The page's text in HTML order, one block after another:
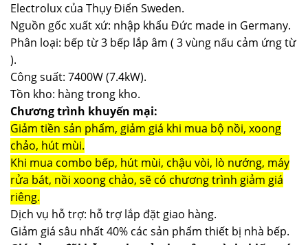
Electrolux của Thụy Điển Sweden.
Nguồn gốc xuất xứ: nhập khẩu Đức made in Germany.
Phân loại: bếp từ 3 bếp lắp âm ( 3 vùng nấu cảm ứng từ
).
Công suất: 7400W (7.4kW).
Tồn kho: hàng trong kho.
Chương trình khuyến mại:
Giảm tiền sản phẩm, giảm giá khi mua bộ nồi, xoong
chảo, hút mùi.
Khi mua combo bếp, hút mùi, chậu vòi, lò nướng, máy
rửa bát, nồi xoong chảo, sẽ có chương trình giảm giá
riêng.
Dịch vụ hỗ trợ: hỗ trợ lắp đặt giao hàng.
Giảm giá sâu nhất 40% các sản phẩm thiết bị nhà bếp.